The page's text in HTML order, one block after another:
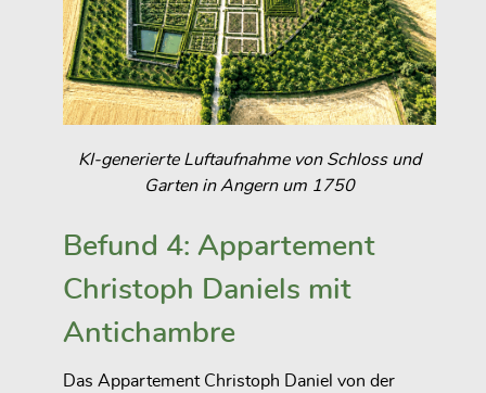
KI-generierte Luftaufnahme von Schloss und
Garten in Angern um 1750
Befund 4: Appartement
Christoph Daniels mit
Antichambre
Das Appartement Christoph Daniel von der